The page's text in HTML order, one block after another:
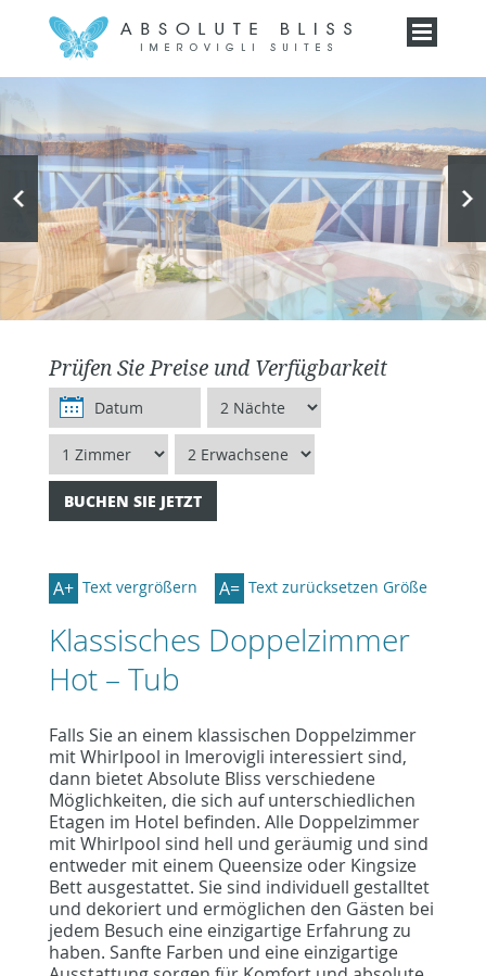
Prüfen Sie Preise und Verfügbarkeit
BUCHEN SIE JETZT
A+ Text vergrößern A= Text zurücksetzen Größe
Klassisches Doppelzimmer
Hot – Tub
Falls Sie an einem klassischen Doppelzimmer
mit Whirlpool in Imerovigli interessiert sind,
dann bietet Absolute Bliss verschiedene
Möglichkeiten, die sich auf unterschiedlichen
Etagen im Hotel befinden. Alle Doppelzimmer
mit Whirlpool sind hell und geräumig und sind
entweder mit einem Queensize oder Kingsize
Bett ausgestattet. Sie sind individuell gestalltet
und dekoriert und ermöglichen den Gästen bei
jedem Besuch eine einzigartige Erfahrung zu
haben. Sanfte Farben und eine einzigartige